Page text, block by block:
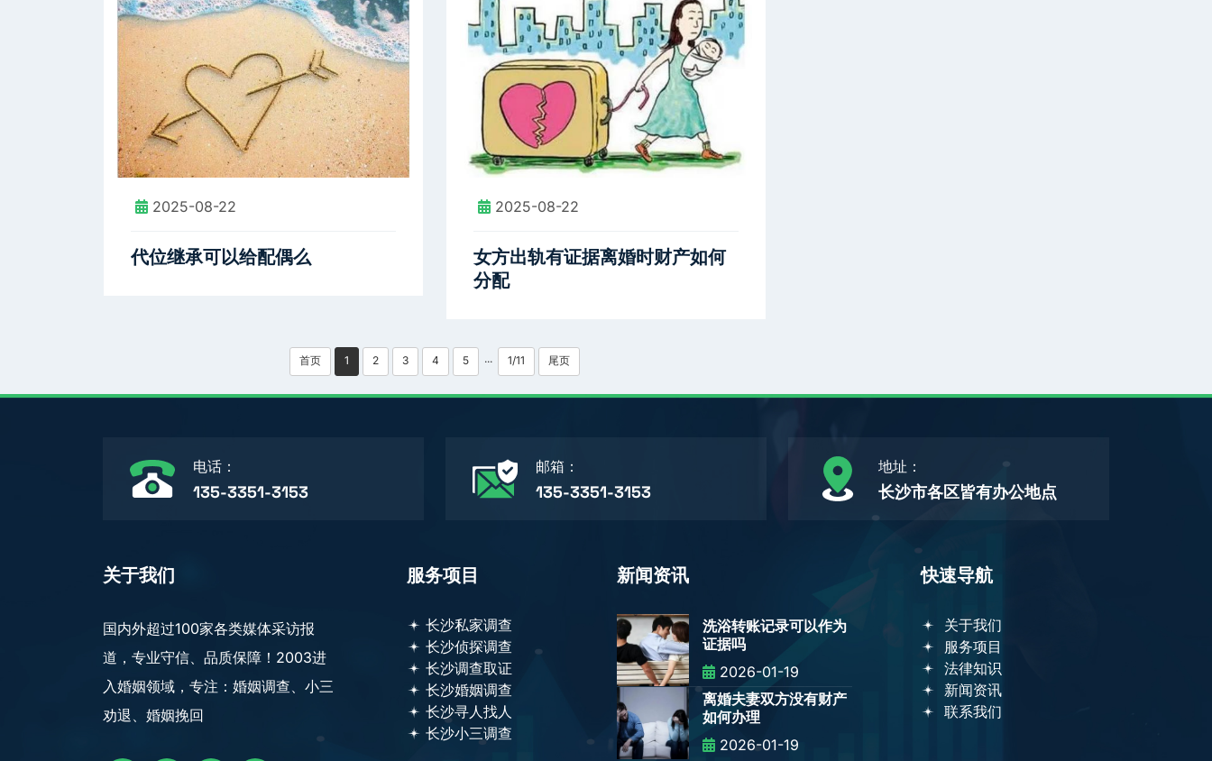
2025-08-22
代位继承可以给配偶么
2025-08-22
女方出轨有证据离婚时财产如何
分配
首页 1 2 3 4 5 ··· 1/11 尾页
电话：
135-3351-3153
邮箱：
135-3351-3153
地址：
长沙市各区皆有办公地点
关于我们
国内外超过100家各类媒体采访报
道，专业守信、品质保障！2003进
入婚姻领域，专注：婚姻调查、小三
劝退、婚姻挽回
服务项目
长沙私家调查
长沙侦探调查
长沙调查取证
长沙婚姻调查
长沙寻人找人
长沙小三调查
新闻资讯
洗浴转账记录可以作为
证据吗
2026-01-19
离婚夫妻双方没有财产
如何办理
2026-01-19
快速导航
关于我们
服务项目
法律知识
新闻资讯
联系我们